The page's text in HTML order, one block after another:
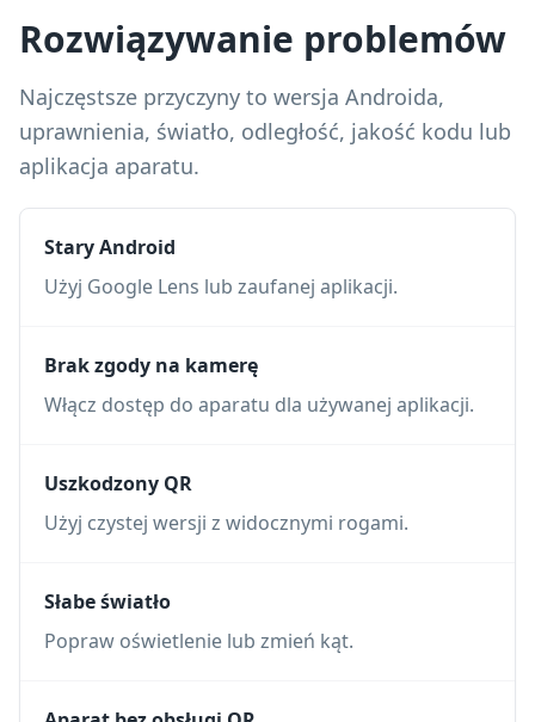
Rozwiązywanie problemów
Najczęstsze przyczyny to wersja Androida,
uprawnienia, światło, odległość, jakość kodu lub
aplikacja aparatu.
Stary Android
Użyj Google Lens lub zaufanej aplikacji.
Brak zgody na kamerę
Włącz dostęp do aparatu dla używanej aplikacji.
Uszkodzony QR
Użyj czystej wersji z widocznymi rogami.
Słabe światło
Popraw oświetlenie lub zmień kąt.